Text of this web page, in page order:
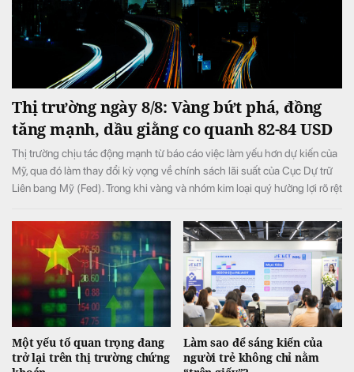
Thị trường ngày 8/8: Vàng bứt phá, đồng
tăng mạnh, dầu giằng co quanh 82-84 USD
Thị trường chịu tác động mạnh từ báo cáo việc làm yếu hơn dự kiến của
Mỹ, qua đó làm thay đổi kỳ vọng về chính sách lãi suất của Cục Dự trữ
Liên bang Mỹ (Fed). Trong khi vàng và nhóm kim loại quý hưởng lợi rõ rệt
diễn biến liên quan xung đột Mỹ-Iran và eo biển Hormuz.
Một yếu tố quan trọng đang
trở lại trên thị trường chứng
Làm sao để sáng kiến của
người trẻ không chỉ nằm